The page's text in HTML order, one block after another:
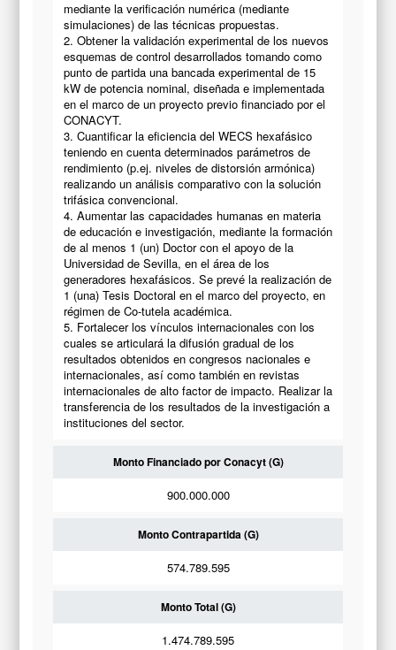
mediante la verificación numérica (mediante
simulaciones) de las técnicas propuestas.
2. Obtener la validación experimental de los nuevos
esquemas de control desarrollados tomando como
punto de partida una bancada experimental de 15
kW de potencia nominal, diseñada e implementada
en el marco de un proyecto previo financiado por el
CONACYT.
3. Cuantificar la eficiencia del WECS hexafásico
teniendo en cuenta determinados parámetros de
rendimiento (p.ej. niveles de distorsión armónica)
realizando un análisis comparativo con la solución
trifásica convencional.
4. Aumentar las capacidades humanas en materia
de educación e investigación, mediante la formación
de al menos 1 (un) Doctor con el apoyo de la
Universidad de Sevilla, en el área de los
generadores hexafásicos. Se prevé la realización de
1 (una) Tesis Doctoral en el marco del proyecto, en
régimen de Co-tutela académica.
5. Fortalecer los vínculos internacionales con los
cuales se articulará la difusión gradual de los
resultados obtenidos en congresos nacionales e
internacionales, así como también en revistas
internacionales de alto factor de impacto. Realizar la
transferencia de los resultados de la investigación a
instituciones del sector.
Monto Financiado por Conacyt (G)
900.000.000
Monto Contrapartida (G)
574.789.595
Monto Total (G)
1.474.789.595